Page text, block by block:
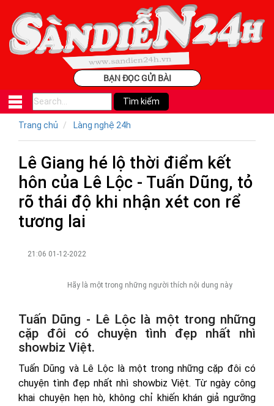
BẠN ĐỌC GỬI BÀI
Trang chủ Làng nghệ 24h
Lê Giang hé lộ thời điểm kết
hôn của Lê Lộc - Tuấn Dũng, tỏ
rõ thái độ khi nhận xét con rể
tương lai
21:06 01-12-2022
Hãy là một trong những người thích nội dung này
Tuấn Dũng - Lê Lộc là một trong những
cặp đôi có chuyện tình đẹp nhất nhì
showbiz Việt.
Tuấn Dũng và Lê Lộc là một trong những cặp đôi có
chuyện tình đẹp nhất nhì showbiz Việt. Từ ngày công
khai chuyện hẹn hò, không chỉ khiến khán giả ngưỡng